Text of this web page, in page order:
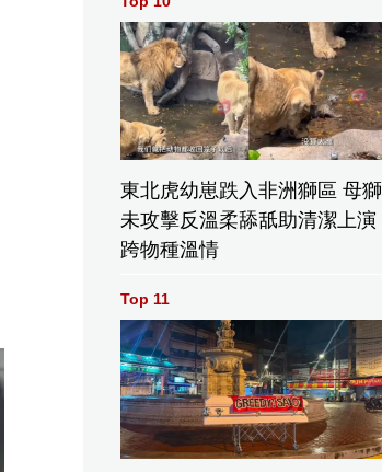
東北虎幼崽跌入非洲獅區 母獅
未攻擊反溫柔舔舐助清潔上演
跨物種溫情
Top 11